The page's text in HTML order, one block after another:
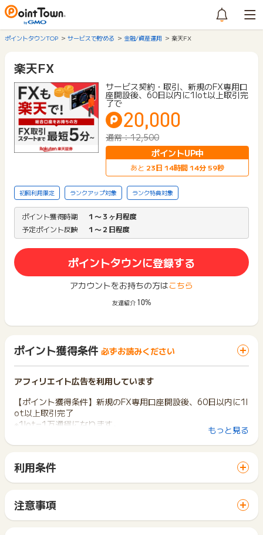
ポイントタウンTOP サービスで貯める 金融/資産運用 楽天FX
楽天FX
サービス契約・取引、新規のFX専用口
座開設後、60日以内に1lot以上取引完
了で
20,000
通常：12,500
ポイントUP中
あと 23日 14時間14分 58秒
初回利用限定 ランクアップ対象 ランク特典対象
ポイント獲得時期
１〜３ヶ月程度
予定ポイント反映
１〜２日程度
ポイントタウンに登録する
アカウントをお持ちの方はこちら
友達紹介 10%
ポイント獲得条件 必ずお読みください
アフィリエイト広告を利用しています
【ポイント獲得条件】新規のFX専用口座開設後、60日以内に1l
ot以上取引完了
※1lot=1万通貨になります。
※FX専用口座の開設日確認方法は「ログイン後、マイメニュー
認いただけます。
設時に付与される【申請番号】が必須です。FX専用口座開設申
し込み完了時のメール内に記載しております。
もっと見る
利用条件
サイトに移動してからお申し込みやお買い物が完了するまでの
間に、同じブラウザ（※）で他のサイトに移動した場合はポイン
ト獲得ができません。
注意事項